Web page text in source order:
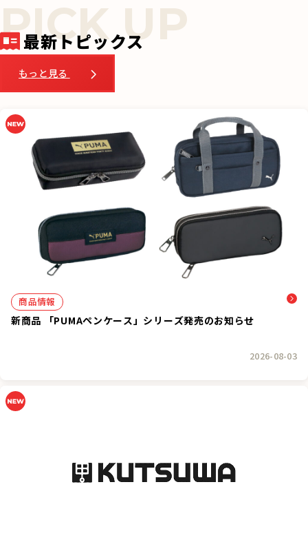
o
o
最新トピックス
もっと見る
商品情報
新商品 「PUMAペンケース」シリーズ発売のお知らせ
2026-08-03